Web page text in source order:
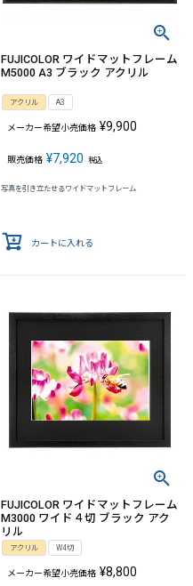
FUJICOLOR ワイドマットフレーム
M5000 A3 ブラック アクリル
アクリル A3
メーカー希望小売価格 ¥9,900
販売価格 ¥7,920 税込
写真を引き立たせるワイドマットフレーム
カートに入れる
FUJICOLOR ワイドマットフレーム
M3000 ワイド４切 ブラック アク
リル
アクリル W4切
メーカー希望小売価格 ¥8,800